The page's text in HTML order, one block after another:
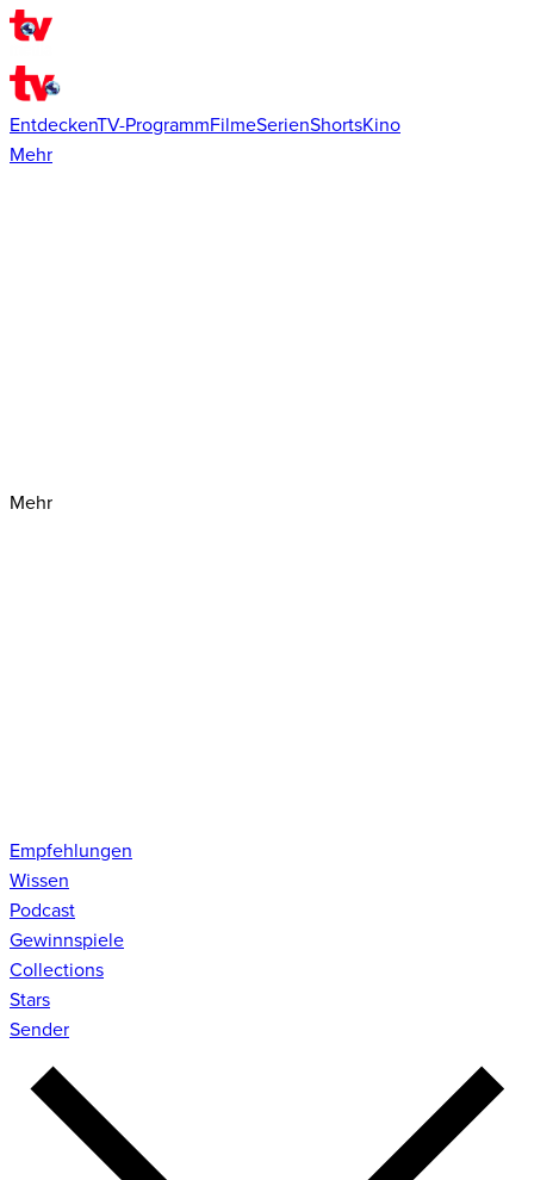
EntdeckenTV-ProgrammFilmeSerienShortsKino
Mehr
Mehr
Empfehlungen
Wissen
Podcast
Gewinnspiele
Collections
Stars
Sender